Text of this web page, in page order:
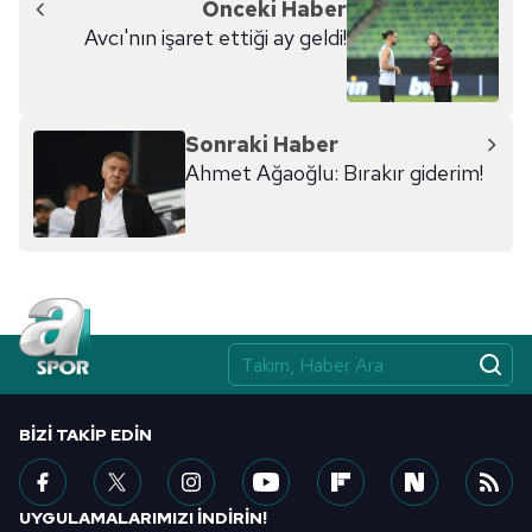
kullanılmaktadır. Diğer çerezler, sitemizin daha işlevsel
kılınması ve kişiselleştirilmesi ve sizlere yönelik
reklam/pazarlama faaliyetlerinin yapılması, amaçlarıyla
sınırlı olarak açık rızanız dahilinde kullanılacaktır.
Çerezlere ilişkin tercihlerinizi aşağıda yer alan panel
vasıtasıyla belirleyebilirsiniz. Çerezlere ilişkin detaylı bilgi
için Ayarlar butonuna tıklayabilir,
6698 sayılı Kişisel Verilerin Korunması Kanunu uyarınca
hazırlanmış Aydınlatma Metnimizi okumak ve sitemizde
ilgili mevzuata uygun olarak kullanılan çerezlerle ilgili bilgi
tıklayınız.
Önceki Haber
Avcı'nın işaret ettiği ay geldi!
Sonraki Haber
Ahmet Ağaoğlu: Bırakır giderim!
BIZI TAKIP EDIN
UYGULAMALARIMIZI İNDİRİN!